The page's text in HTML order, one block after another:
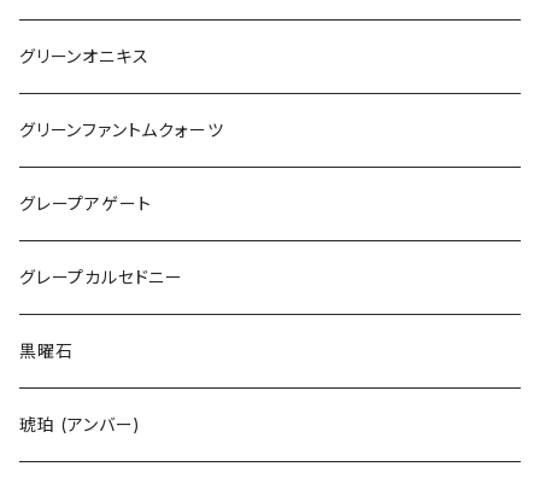
グリーンオニキス
グリーンファントムクォーツ
グレープアゲート
グレープカルセドニー
黒曜石
琥珀 (アンバー)